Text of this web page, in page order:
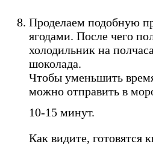
Проделаем подобную
ягодами. После чего
холодильник на
шоколада.
Чтобы уменьшить
можно отправить в
10-15 минут.
Как видите, готовятся